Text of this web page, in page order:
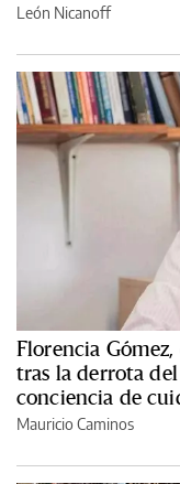
León Nicanoff
Florencia
tras la derrota
conciencia de
Mauricio Caminos